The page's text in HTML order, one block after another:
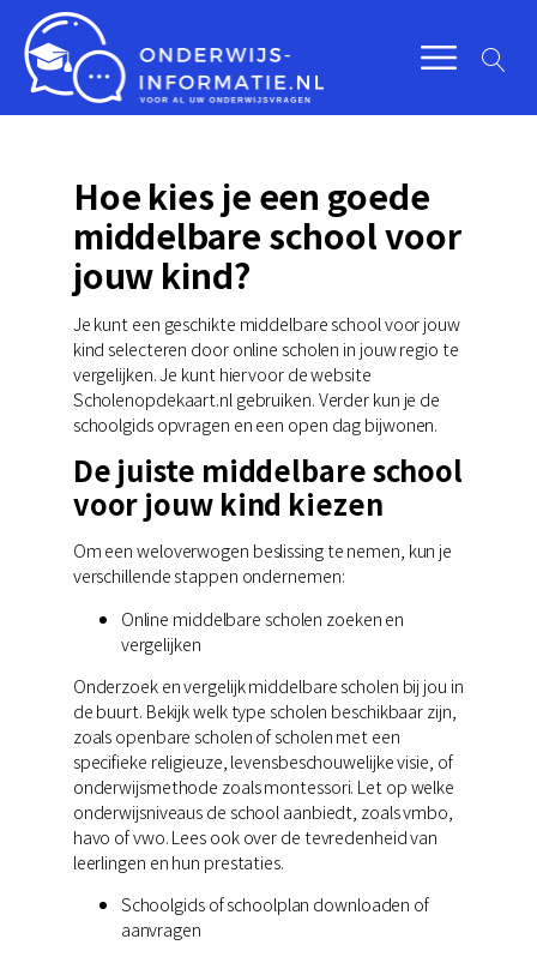
Hoe kies je een goede
middelbare school voor
jouw kind?
Je kunt een geschikte middelbare school voor jouw
kind selecteren door online scholen in jouw regio te
vergelijken. Je kunt hiervoor de website
Scholenopdekaart.nl gebruiken. Verder kun je de
schoolgids opvragen en een open dag bijwonen.
De juiste middelbare school
voor jouw kind kiezen
Om een weloverwogen beslissing te nemen, kun je
verschillende stappen ondernemen:
Online middelbare scholen zoeken en
vergelijken
Onderzoek en vergelijk middelbare scholen bij jou in
de buurt. Bekijk welk type scholen beschikbaar zijn,
zoals openbare scholen of scholen met een
specifieke religieuze, levensbeschouwelijke visie, of
onderwijsmethode zoals montessori. Let op welke
onderwijsniveaus de school aanbiedt, zoals vmbo,
havo of vwo. Lees ook over de tevredenheid van
leerlingen en hun prestaties.
Schoolgids of schoolplan downloaden of
aanvragen